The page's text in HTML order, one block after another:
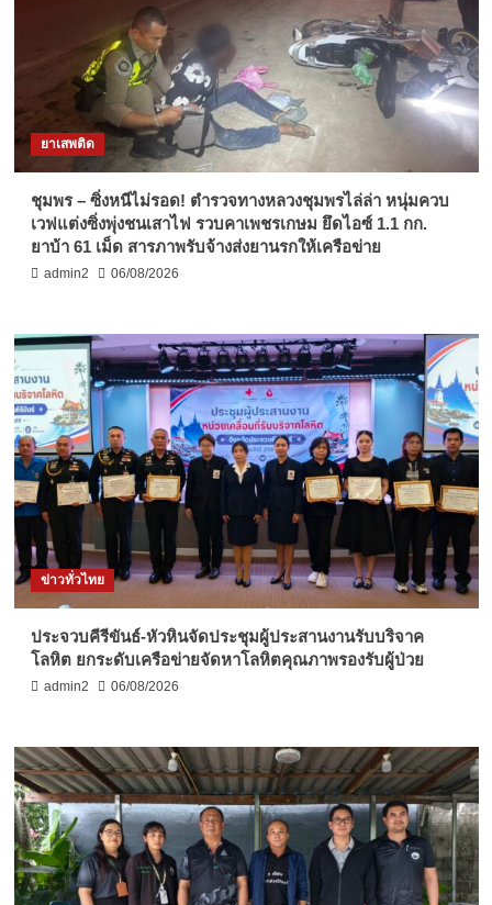
ยาเสพติด
ชุมพร – ซิ่งหนีไม่รอด! ตำรวจทางหลวงชุมพรไล่ล่า หนุ่มควบ
เวฟแต่งซิ่งพุ่งชนเสาไฟ รวบคาเพชรเกษม ยึดไอซ์ 1.1 กก.
ยาบ้า 61 เม็ด สารภาพรับจ้างส่งยานรกให้เครือข่าย
admin2 06/08/2026
ข่าวทั่วไทย
ประจวบคีรีขันธ์-หัวหินจัดประชุมผู้ประสานงานรับบริจาค
โลหิต ยกระดับเครือข่ายจัดหาโลหิตคุณภาพรองรับผู้ป่วย
admin2 06/08/2026